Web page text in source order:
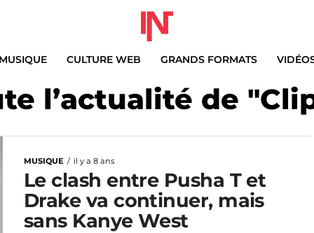
CULTURE WEB GRANDS FORMATS
l’actualité de
MUSIQUE il y a 8 ans
Le clash entre Pusha T et
Drake va continuer, mais
sans Kanye West